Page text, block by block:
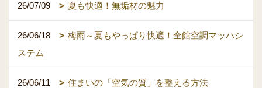
26/07/09 夏も快適！無垢材の魅力
26/06/18
梅雨～夏もやっぱり快適！全館空調マッハシ
ステム
26/06/11 住まいの「空気の質」を整える方法